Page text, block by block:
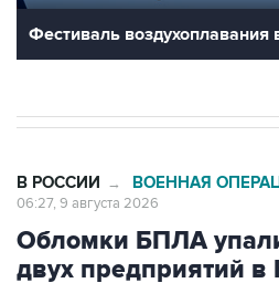
Фестиваль воздухоплавания
В РОССИИ → ВОЕННАЯ
06:27, 9 августа 2026
Обломки БПЛА
двух предприятий в